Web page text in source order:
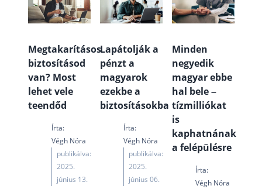
Megtakarításos
biztosításod
van? Most
lehet vele
teendőd
Írta:
Végh Nóra
publikálva:
2025.
június 13.
Lapátolják a
pénzt a
magyarok
ezekbe a
biztosításokba
Írta:
Végh Nóra
publikálva:
2025.
június 06.
Minden
negyedik
magyar ebbe
hal bele –
tízmilliókat
is
kaphatnának
a felépülésre
Írta:
Végh Nóra